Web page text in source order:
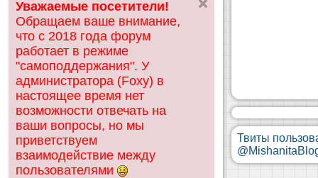
ск
Уважаемые посетители!
Обращаем ваше внимание,
что с 2018 года форум
работает в режиме
"самоподдержания". У
администратора (Foxy) в
настоящее время нет
возможности отвечать на
ваши вопросы, но мы
приветствуем
взаимодействие между
пользователями
Твиты